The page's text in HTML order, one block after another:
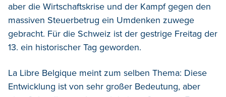
aber die Wirtschaftskrise und der Kampf gegen den
massiven Steuerbetrug ein Umdenken zuwege
gebracht. Für die Schweiz ist der gestrige Freitag der
13. ein historischer Tag geworden.
La Libre Belgique meint zum selben Thema: Diese
Entwicklung ist von sehr großer Bedeutung, aber